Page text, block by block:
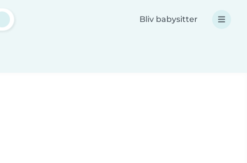
Bliv babysitter